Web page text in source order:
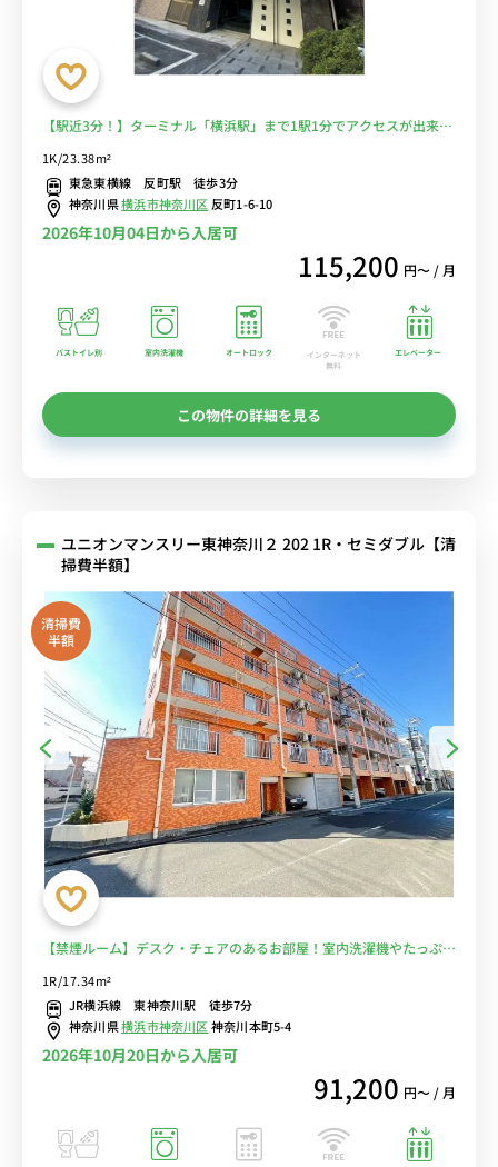
【駅近3分！】ターミナル「横浜駅」まで1駅1分でアクセスが出来る
1K/23.38m²
東急東横線 反町駅 徒歩3分
神奈川県横浜市神奈川区 反町1-6-10
2026年10月04日から入居可
115,200 円〜 / 月
バストイレ別 室内洗濯機 オートロック
インターネット
無料
エレベーター
この物件の詳細を見る
ユニオンマンスリー東神奈川２ 202 1R・セミダブル【清
掃費半額】
清掃費
半額
【禁煙ルーム】デスク・チェアのあるお部屋！室内洗濯機やたっぷり
収納2ドア冷蔵庫など生活家電完備/休日は横浜銀行アイスアリーナで
身体を動かしてリフレッシュ＆横浜ベイクォーターでショッピングを
満喫♪■選べるWi-Fi格安レンタル中！
1R/17.34m²
JR横浜線 東神奈川駅 徒歩7分
神奈川県横浜市神奈川区神奈川本町5-4
2026年10月20日から入居可
91,200 円〜 / 月